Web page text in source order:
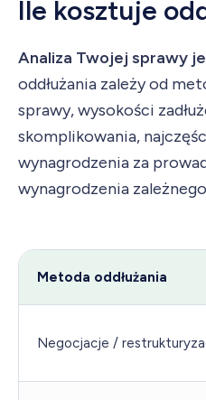
Ile kosztuje
Analiza Twojej sprawy
oddłużania zależy od
sprawy, wysokości
skomplikowania,
wynagrodzenia za
wynagrodzenia
Metoda oddłużania
Negocjacje /